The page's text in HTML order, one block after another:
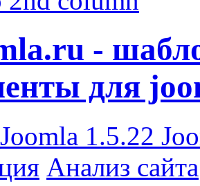
-
для
Joomla 1.5.22
Анализ сайта